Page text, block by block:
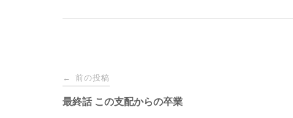
投
稿
← 前の投稿
最終話 この支配からの卒業